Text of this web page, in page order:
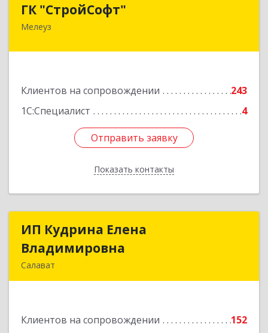
ГК "СтройСофт"
Мелеуз
Клиентов на сопровождении
243
1С:Специалист
4
Отправить заявку
Показать контакты
453852, Башкортостан Респ, Мелеуз г, Ленина
Отправить заявку
Назад
ИП Кудрина Елена
Владимировна
Салават
Клиентов на сопровождении
152
ИП Кудрина Елена
Подробнее